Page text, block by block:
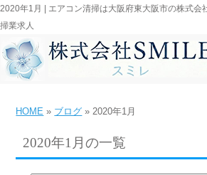
2020年1月 | エアコン清掃は大阪府東大阪市の株式会
掃業求人
HOME » ブログ » 2020年1月
2020年1月の一覧